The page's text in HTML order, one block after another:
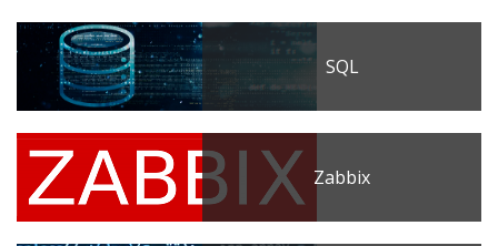
SQL
Zabbix